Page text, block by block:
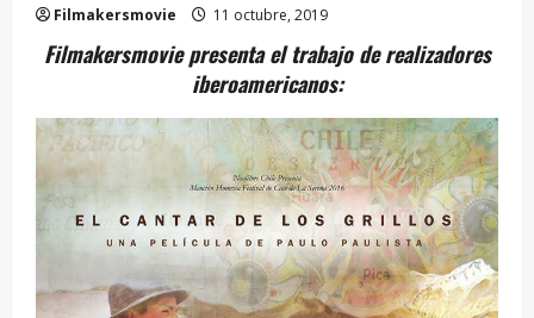
Filmakersmovie 11 octubre, 2019
Filmakersmovie presenta el trabajo de realizadores
iberoamericanos: